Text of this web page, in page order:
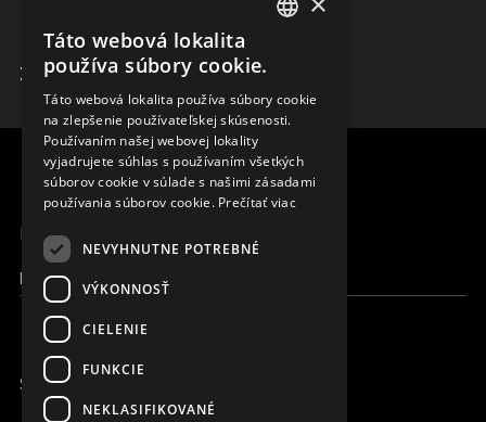
ADMINISTRÁCIA
ZISTIŤ VIAC
MENU
Moja Magna
SME ONLINE
CZECH
FRENCH
Táto webová lokalita
používa súbory cookie.
Táto webová lokalita používa súbory cookie
na zlepšenie používateľskej skúsenosti.
Používaním našej webovej lokality
vyjadrujete súhlas s používaním všetkých
súborov cookie v súlade s našimi zásadami
používania súborov cookie. Prečítať viac
NEVYHNUTNE POTREBNÉ
VÝKONNOSŤ
CIELENIE
FUNKCIE
NEKLASIFIKOVANÉ